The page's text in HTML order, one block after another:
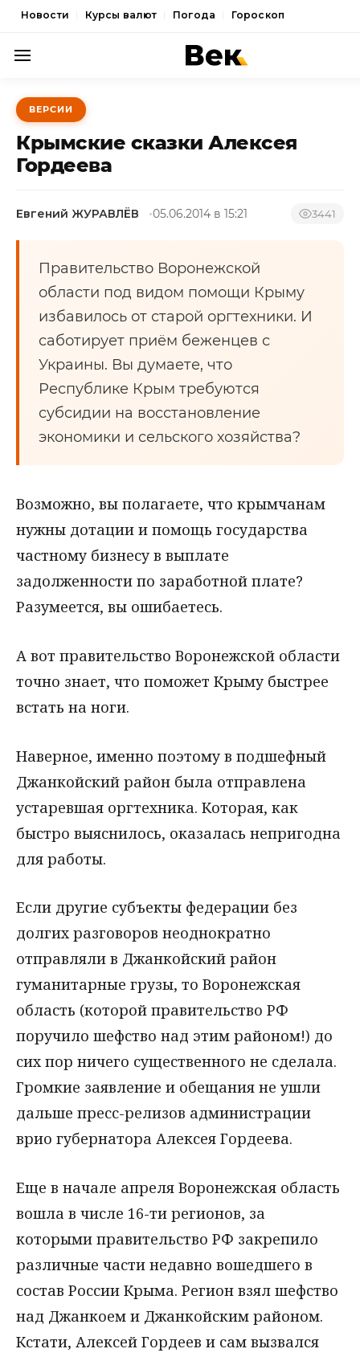
Новости Курсы валют Погода Гороскоп
ПОЛИТИКА
ЭКОНОМИКА
ОБЩЕСТВО
КУЛЬТУРА
ВЕРСИИ
Крымские сказки Алексея
Гордеева
Евгений ЖУРАВЛЁВ 05.06.2014 в 15:21 3441
Правительство Воронежской
области под видом помощи Крыму
избавилось от старой оргтехники. И
саботирует приём беженцев с
Украины. Вы думаете, что
Республике Крым требуются
субсидии на восстановление
экономики и сельского хозяйства?
Возможно, вы полагаете, что крымчанам
нужны дотации и помощь государства
частному бизнесу в выплате
задолженности по заработной плате?
Разумеется, вы ошибаетесь.
А вот правительство Воронежской области
точно знает, что поможет Крыму быстрее
встать на ноги.
Наверное, именно поэтому в подшефный
Джанкойский район была отправлена
устаревшая оргтехника. Которая, как
быстро выяснилось, оказалась непригодна
для работы.
Если другие субъекты федерации без
долгих разговоров неоднократно
отправляли в Джанкойский район
гуманитарные грузы, то Воронежская
область (которой правительство РФ
поручило шефство над этим районом!) до
сих пор ничего существенного не сделала.
Громкие заявление и обещания не ушли
дальше пресс-релизов администрации
врио губернатора Алексея Гордеева.
Еще в начале апреля Воронежская область
вошла в числе 16-ти регионов, за
которыми правительство РФ закрепило
различные части недавно вошедшего в
состав России Крыма. Регион взял шефство
над Джанкоем и Джанкойским районом.
Кстати, Алексей Гордеев и сам вызвался